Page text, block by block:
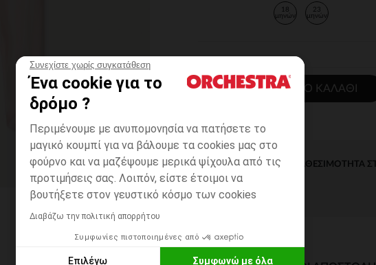
Συνεχίστε χωρίς συγκατάθεση
Ένα cookie για το
δρόμο ?
Περιμένουμε με ανυπομονησία να πατήσετε το
μαγικό κουμπί για να βάλουμε τα cookies μας στο
φούρνο και να μαζέψουμε μερικά ψίχουλα από τις
προτιμήσεις σας. Λοιπόν, είστε έτοιμοι να
βουτήξετε στον γευστικό κόσμο των cookies
Διαβάζω την πολιτική απορρήτου
Συμφωνίες πιστοποιημένες από
Επιλέγω Συμφωνώ με όλα
18
μηνών
23
μηνών
ΠΡΟΣΘΉΚΗ ΣΤΟ ΚΑΛΆΘΙ
ΆΜΕΣΗ ΔΙΑΘΕΣΙΜΌΤΗΤΑ